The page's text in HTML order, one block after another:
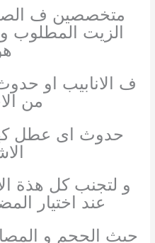
متخصصين ف
الزيت المطلوب
ف الانابيب او
من
حدوث اى عطل
و لتجنب كل هذة
عند اختيار
حيث الحجم و